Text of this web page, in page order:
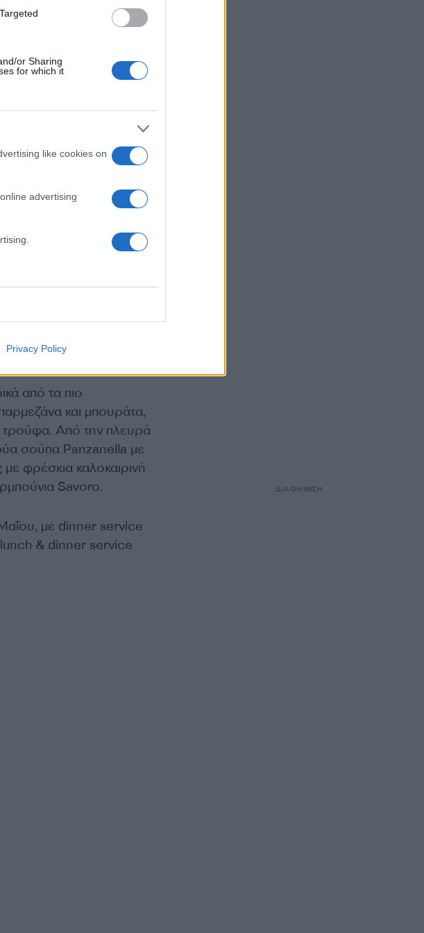
or Sharing
for which it
like cookies on
advertising
Privacy Policy
(@bagatelle_athens)
από τα πιο
και μπουράτα,
τρούφα. Από την πλευρά
σούπα Panzanella με
φρέσκια καλοκαιρινή
Savoro.
με dinner service
lunch & dinner service
ΔΙΑΦΗΜΙΣΗ